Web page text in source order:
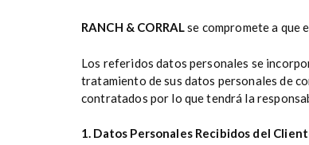
RANCH & CORRALse compromete a que
Los referidos datos personales se
tratamiento de sus datos personales de
contratados por lo que tendrá la
1. Datos Personales Recibidos del